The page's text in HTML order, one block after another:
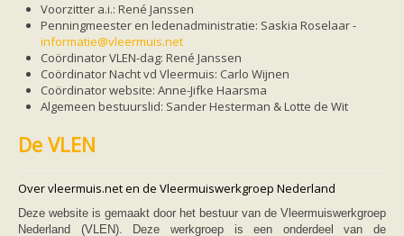
Overijssel
Utrecht
Zeeland
Zuid-Holland
Vleermuizen en ziektes
Bescherming
Soortbescherming
Hulp bij bouwplannen en bomenkap
Vleermuis advies en onderzoekbureaus
Doe mee
vleermuiskasten kopen/ ophangen
Voorzitter a.i.: René Janssen
Penningmeester en ledenadministratie: Saskia Roselaar -
informatie@vleermuis.net
Coördinator VLEN-dag: René Janssen
Coördinator Nacht vd Vleermuis: Carlo Wijnen
Coördinatorwebsite: Anne-Jifke Haarsma
Algemeen bestuurslid: Sander Hesterman & Lotte de Wit
De VLEN
Over vleermuis.net en de Vleermuiswerkgroep Nederland
Deze website is gemaakt door het bestuur van de Vleermuiswerkgroep
Nederland (VLEN). Deze werkgroep is een onderdeel van de